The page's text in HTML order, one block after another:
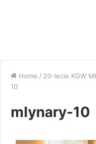
Home / 20-lecie KGW
10
mlynary-10